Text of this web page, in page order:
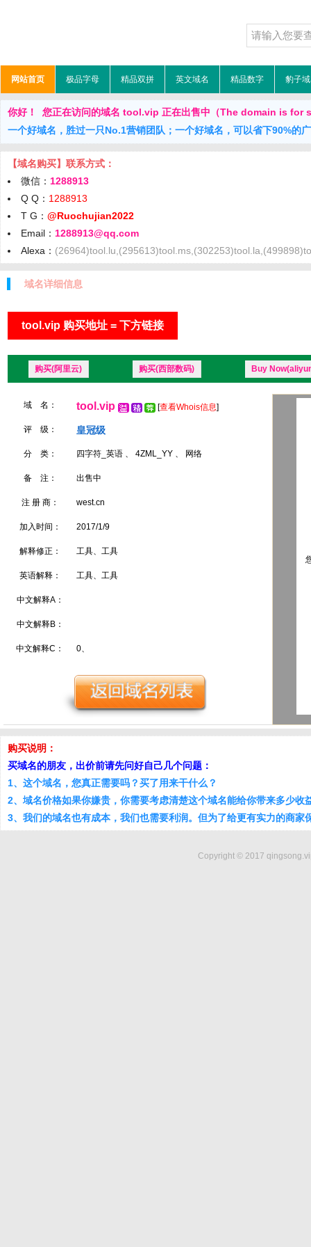
网站首页 极品字母 精品双拼 英文域名 精品数字 豹子
你好！ 您正在访问的域名 tool.vip 正在出售中（The domain is for
一个好域名，胜过一只No.1营销团队；一个好域名，可以省下90%的
【域名购买】联系方式：
微信： 1288913
Q Q： 1288913
T G： @Ruochujian2022
Email： 1288913@qq.com
Alexa：
域名详细信息
tool.vip 购买地址 = 下方链接
购买(阿里云) 购买(西部数码) Buy
域 名： tool.vip [查看Whois信息]
评 级： 皇冠级
分 类： 四字符_英语 、 4ZML_YY 、 网络
备 注： 出售中
注 册 商： west.cn
加入时间： 2017/1/9
解释修正： 工具、工具
英语解释： 工具、工具
中文解释A：
中文解释B：
中文解释C： 0、
购买说明：
买域名的朋友，出价前请先问好自己几个问题：
1、这个域名，您真正需要吗？买了用来干什么？
2、域名价格如果你嫌贵，你需要考虑清楚这个域名能给你带来多少收
3、我们的域名也有成本，我们也需要利润。但为了给更有实力的商家
Copyright © 2017